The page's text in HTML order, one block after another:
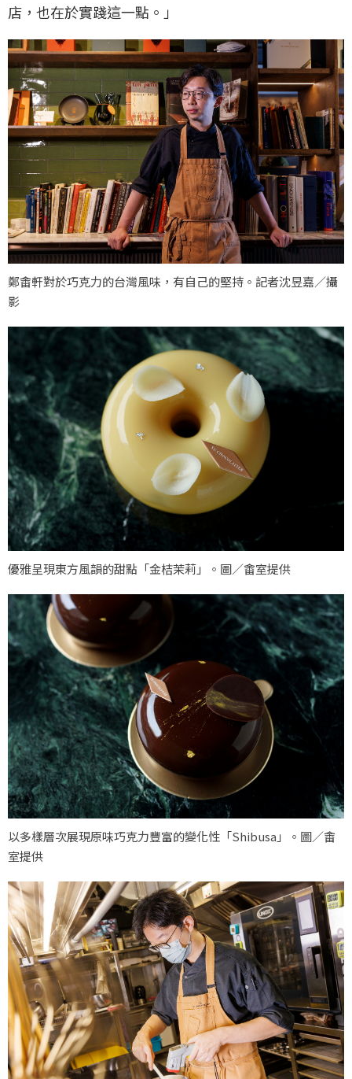
店，也在於實踐這一點。」
鄭畬軒對於巧克力的台灣風味，有自己的堅持。記者沈昱嘉／攝
影
優雅呈現東方風韻的甜點「金桔茉莉」。圖／畬室提供
以多樣層次展現原味巧克力豐富的變化性「Shibusa」。圖／畬
室提供